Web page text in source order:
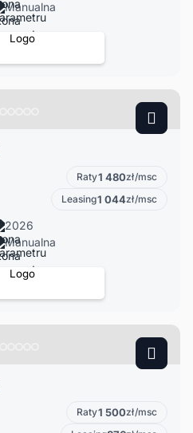
Manualna
Raty1 480zł/msc
Leasing1 044zł/msc
2026
Manualna
Raty1 500zł/msc